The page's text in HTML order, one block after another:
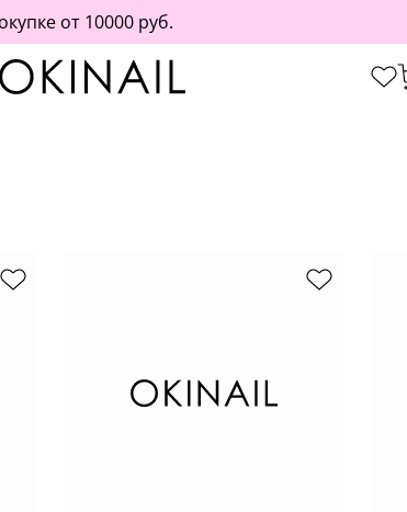
от 10000 руб.